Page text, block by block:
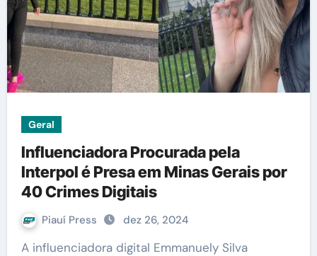
Geral
Influenciadora Procurada pela
Interpol é Presa em Minas Gerais por
40 Crimes Digitais
Piauí Press dez 26, 2024
A influenciadora digital Emmanuely Silva